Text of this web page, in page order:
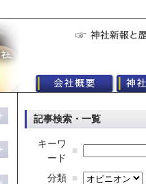
記事検索・一覧
キーワ
ード
■
分類 ■